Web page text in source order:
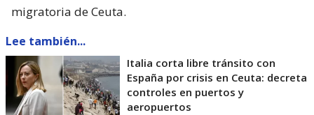
migratoria de Ceuta.
Lee también...
Italia corta libre tránsito con
España por crisis en Ceuta: decreta
controles en puertos y
aeropuertos